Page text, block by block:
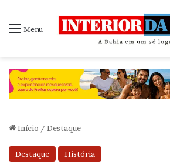
Menu
Início / Destaque
Destaque História